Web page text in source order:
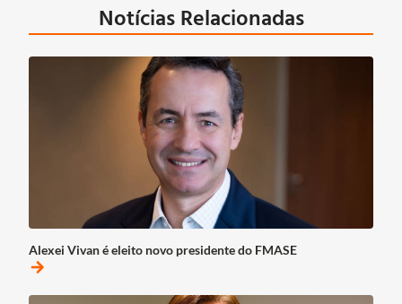
Notícias Relacionadas
Alexei Vivan é eleito novo presidente do FMASE
arrow_forward